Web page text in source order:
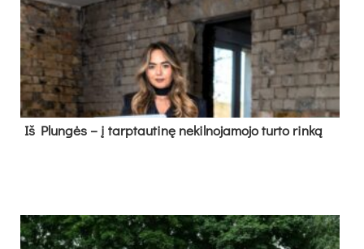
Iš Plungės – į tarptautinę nekilnojamojo turto rinką